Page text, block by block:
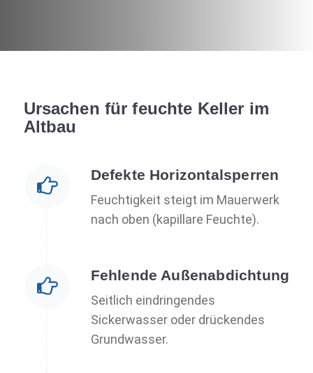
Ursachen für feuchte Keller im
Altbau
Defekte Horizontalsperren
Feuchtigkeit steigt im Mauerwerk
nach oben (kapillare Feuchte).
Fehlende Außenabdichtung
Seitlich eindringendes
Sickerwasser oder drückendes
Grundwasser.